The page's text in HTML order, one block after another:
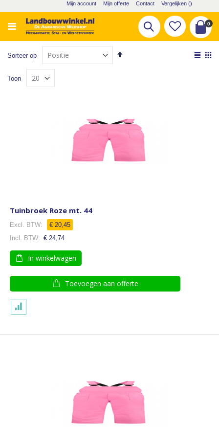
naar
de
inhoud
Mijn account Mijn offerte Contact Vergelijken ()
Cart
0
Zoek
Sorteer op
Van
Toon
Tuinbroek Roze mt. 44
€ 20,45
€ 24,74
In winkelwagen
Toevoegen aan offerte